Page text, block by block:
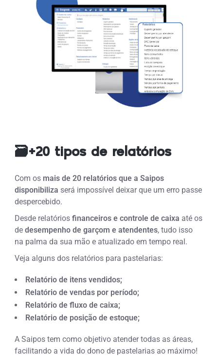
🗃️+20 tipos de relatórios
Com os mais de 20 relatórios que a Saipos
disponibiliza será impossível deixar que um erro passe
despercebido.
Desde relatóriosfinanceiros e controle de caixa até os
dedesempenho de garçom e atendentes, tudo isso
na palma da sua mão e atualizado em tempo real.
Veja alguns dos relatórios para pastelarias:
Relatório de itens vendidos;
Relatório de vendas por período;
Relatório de fluxo de caixa;
Relatório de posição de estoque;
A Saipos tem como objetivo atender todas as áreas,
facilitando a vida do dono de pastelarias ao máximo!